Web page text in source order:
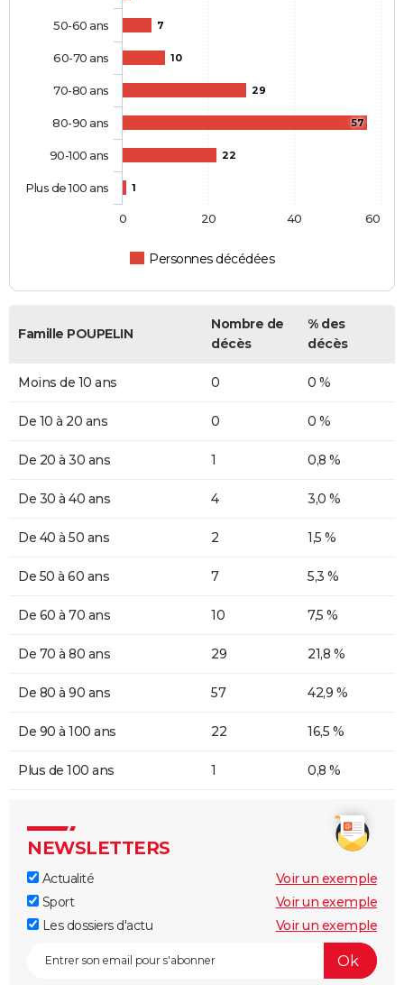
7
10
29
57
22
1
Personnes décédées
50-60 ans
60-70 ans
70-80 ans
80-90 ans
90-100 ans
Plus de 100 ans
0 20 40 60
Famille POUPELIN
Nombre de
décès
% des
décès
Moins de 10 ans 0 0 %
De 10 à 20 ans 0 0 %
De 20 à 30 ans 1 0,8 %
De 30 à 40 ans 4 3,0 %
De 40 à 50 ans 2 1,5 %
De 50 à 60 ans 7 5,3 %
De 60 à 70 ans 10 7,5 %
De 70 à 80 ans 29 21,8 %
De 80 à 90 ans 57 42,9 %
De 90 à 100 ans 22 16,5 %
Plus de 100 ans 1 0,8 %
NEWSLETTERS
Actualité
Voir un exemple
Sport
Voir un exemple
Les dossiers d'actu
Voir un exemple